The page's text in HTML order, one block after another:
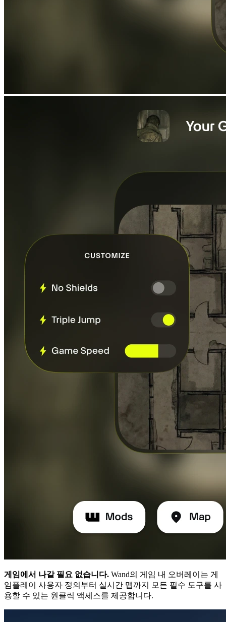
게임에서 나갈 필요 없습니다. Wand의 게임 내 오버레이는 게
임플레이 사용자 정의부터 실시간 맵까지 모든 필수 도구를 사
용할 수 있는 원클릭 액세스를 제공합니다.